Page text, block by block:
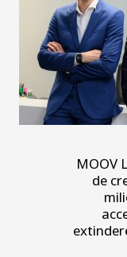
MOOV
de